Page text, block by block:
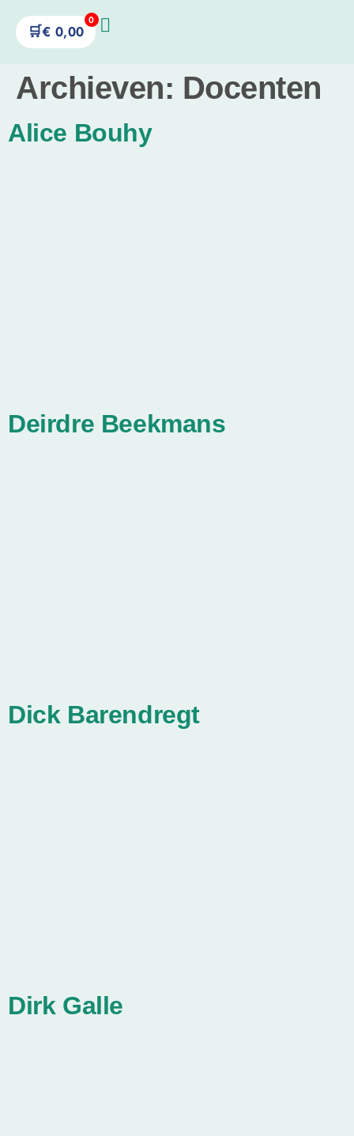
🛒€ 0,00
0
Archieven: Docenten
Alice Bouhy
Deirdre Beekmans
Dick Barendregt
Dirk Galle